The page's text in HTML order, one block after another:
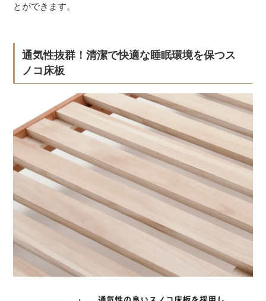
とができます。
通気性抜群！清潔で快適な睡眠環境を保つス
ノコ床板